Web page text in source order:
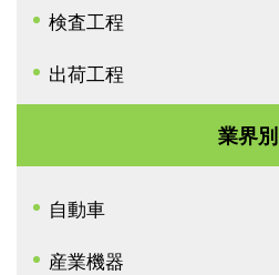
検査工程
出荷工程
業界別
自動車
産業機器